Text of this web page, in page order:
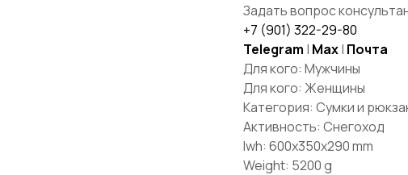
Задать вопрос
+7 (901) 322-29-80
Telegram | Max| Почта
Для кого: Мужчины
Для кого: Женщины
Категория: Сумки и
Активность: Снегоход
lwh: 600x350x290 mm
Weight: 5200 g